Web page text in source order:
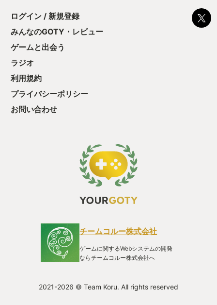
ログイン / 新規登録
みんなのGOTY・レビュー
ゲームと出会う
ラジオ
利用規約
プライバシーポリシー
お問い合わせ
チームコルー株式会社
ゲームに関するWebシステムの開発
ならチームコルー株式会社へ
2021-2026 © Team Koru. All rights reserved